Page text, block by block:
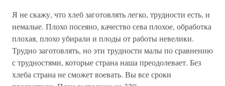
Я не скажу, что хлеб заготовлять легко, трудности есть, и
немалые. Плохо посеяно, качество сева плохое, обработка
плохая, плохо убирали и плоды от работы невелики.
Трудно заготовлять, но эти трудности малы по сравнению
с трудностями, которые страна наша преодолевает. Без
хлеба страна не сможет воевать. Вы все сроки